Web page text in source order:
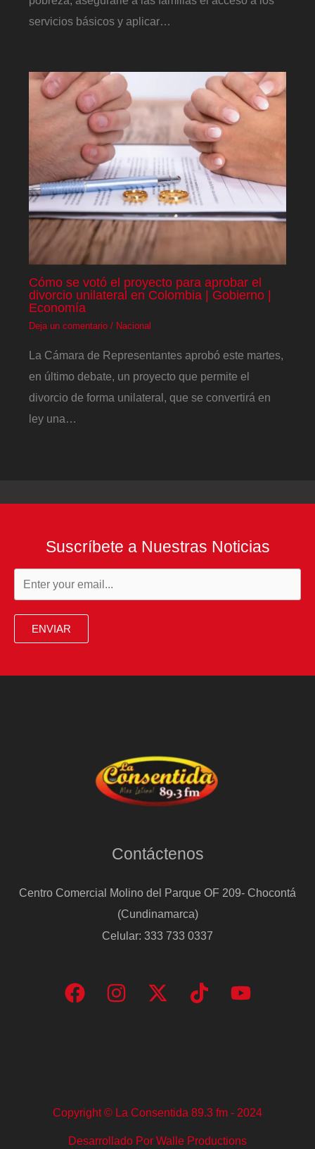
servicios básicos y aplicar…
Cómo se votó el proyecto para aprobar el
divorcio unilateral en Colombia | Gobierno |
Economía
Deja un comentario / Nacional
La Cámara de Representantes aprobó este martes,
en último debate, un proyecto que permite el
divorcio de forma unilateral, que se convertirá en
ley una…
Suscríbete a Nuestras Noticias
ENVIAR
Contáctenos
Centro Comercial Molino del Parque OF 209- Chocontá
(Cundinamarca)
Celular: 333 733 0337
Copyright © La Consentida 89.3 fm - 2024
Desarrollado Por Walle Productions